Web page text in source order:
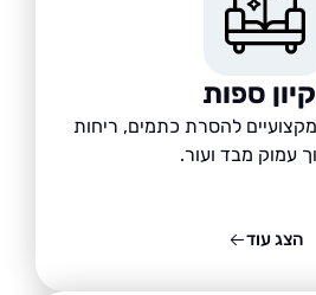
להסרת כתמים, ריחות
ועור.